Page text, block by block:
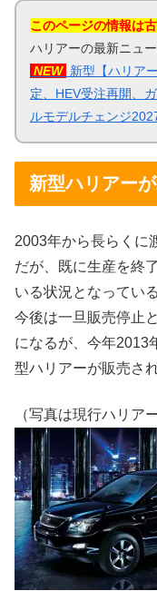
このページの情報は
ハリアーの最新ニュ
NEW 新型【ハリア
定、HEV受注再開、
ルモデルチェンジ
新型ハリアー
2003年から長らくに
だが、既に生産を終
いる状況となっている
今後は一旦販売停止
になるが、今年2013
型ハリアーが販売さ
（写真は現行ハリアー